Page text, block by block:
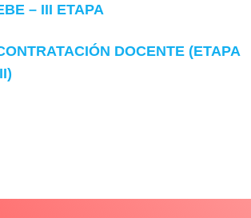
– III ETAPA
DOCENTE (ETAPA